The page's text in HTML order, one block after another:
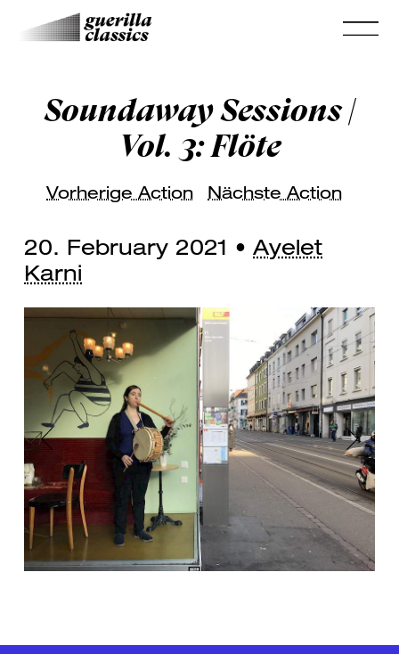
Soundaway Sessions |
Vol. 3: Flöte
Vorherige Action Nächste Action
Previous Next
20. February 2021 • Ayelet
Karni